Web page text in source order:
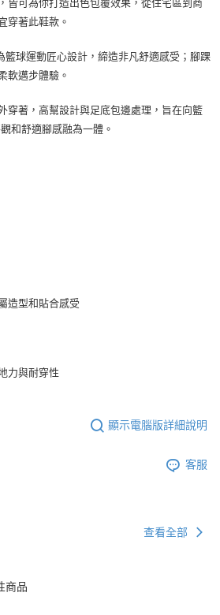
皆可為你打造出色包覆效果，從住宅區到商
穿著此鞋款。
球運動匠心設計，締造非凡舒適感受；腳踝
軟邁步體驗。
穿著，高幫設計與足底包邊處理，旨在向籃
和舒適腳感融為一體。
造型和貼合感受
力與耐穿性
顯示電腦版詳細說明
客服
查看全部
商品